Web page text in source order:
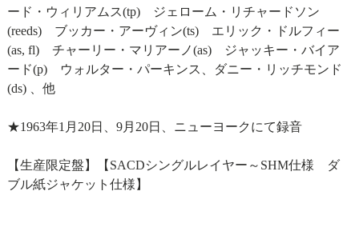
ード・ウィリアムス(tp) ジェローム・リチャードソン
(reeds) ブッカー・アーヴィン(ts) エリック・ドルフィー
(as, fl) チャーリー・マリアーノ(as) ジャッキー・バイア
ード(p) ウォルター・パーキンス、ダニー・リッチモンド
(ds) 、他
★1963年1月20日、9月20日、ニューヨークにて録音
【生産限定盤】【SACDシングルレイヤー～SHM仕様 ダ
ブル紙ジャケット仕様】